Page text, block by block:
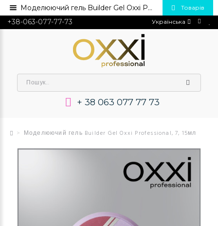
+38-063-077-77-73 Українська
+ 38 063 077 77 73
Товарів
Моделюючий гель Builder Gel Oxxi Professional, 7, 15мл
Моделюючий гель Builder Gel Oxxi Professional, 7, 15мл💅 Купити в Україні опт та роздріб